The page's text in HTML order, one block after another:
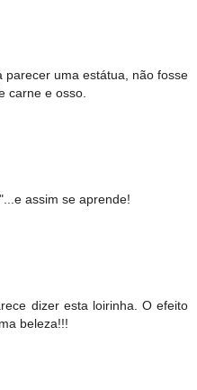
parecer uma estátua, não fosse
carne e osso.
assim se aprende!
dizer esta loirinha. O efeito
beleza!!!